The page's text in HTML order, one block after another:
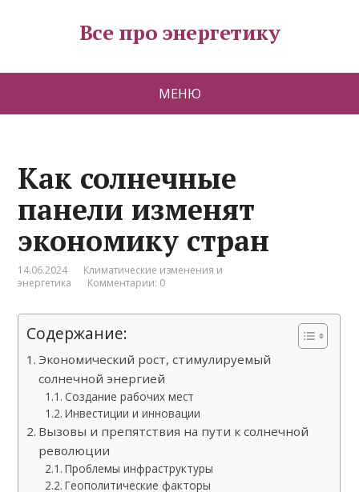
Все про энергетику
МЕНЮ
Как солнечные
панели изменят
экономику стран
14.06.2024
Климатические изменения и
энергетика
Комментарии: 0
Содержание:
Экономический рост, стимулируемый
солнечной энергией
Создание рабочих мест
Инвестиции и инновации
Вызовы и препятствия на пути к солнечной
революции
Проблемы инфраструктуры
Геополитические факторы